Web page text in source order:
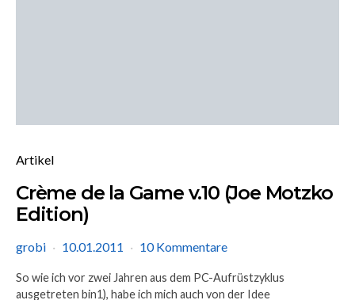
Artikel
Crème de la Game v.10 (Joe Motzko
Edition)
grobi 10.01.2011 10 Kommentare
So wie ich vor zwei Jahren aus dem PC-Aufrüstzyklus
ausgetreten bin1), habe ich mich auch von der Idee